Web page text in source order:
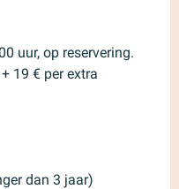
uur, op reservering.
19 € per extra
dan 3 jaar)